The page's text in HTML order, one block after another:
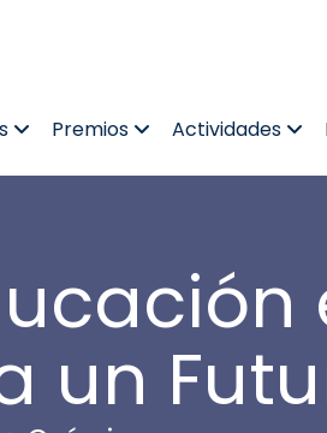
Premios Actividades
un